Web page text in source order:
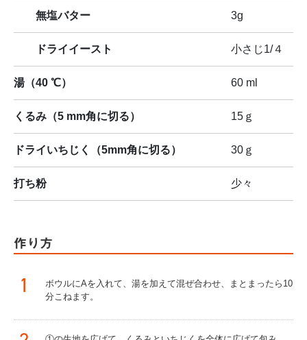
無塩バター 3g
ドライイースト 小さじ1/４
湯（40 ℃） 60 ml
くるみ（5 mm角に切る） 15ｇ
ドライいちじく（5mm角に切る） 30ｇ
打ち粉 少々
作り方
1
ボウルにAを入れて、湯を加えて混ぜ合わせ、まとまったら10
分こねます。